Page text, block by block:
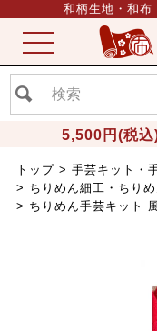
和柄生地・和布
5,500円(税込
ME
NU
トップ
手芸キット・
ちりめん細工・ちり
ちりめん手芸キット